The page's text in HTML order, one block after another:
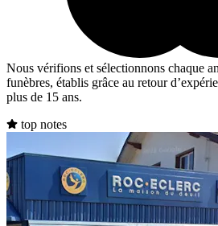
Nous vérifions et sélectionnons chaque
funèbres, établis grâce au retour
plus de 15 ans.
top notes